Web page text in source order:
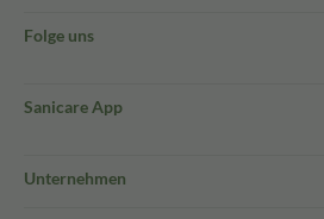
Folge uns
Sanicare App
Unternehmen